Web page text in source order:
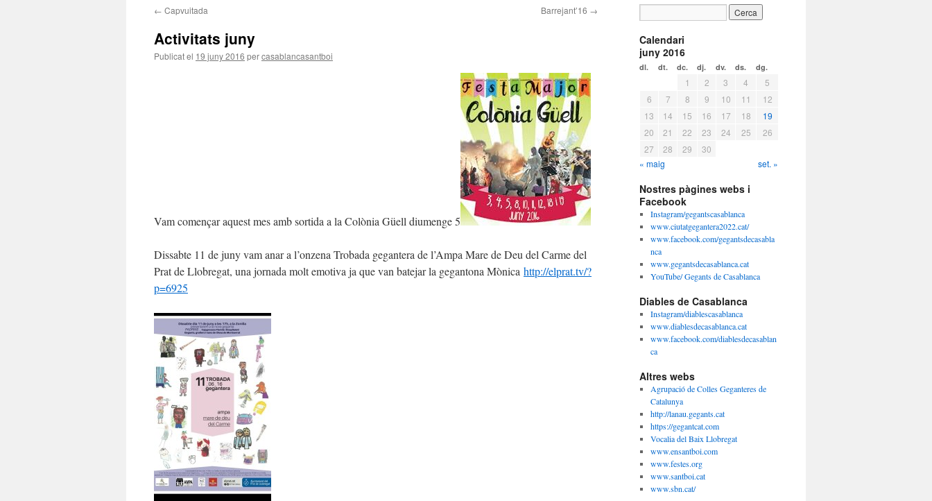
← Capvuitada Barrejant’16 →
Activitats juny
Publicat el 19 juny 2016 percasablancasantboi
Vam començar aquest mes amb sortida a la Colònia Güell diumenge 5
Dissabte 11 de juny vam anar a l’onzena Trobada gegantera de l’Ampa Mare de Deu del Carme del
Prat de Llobregat, una jornada molt emotiva ja que van batejar la gegantona Mònica http://elprat.tv/?
p=6925
Calendari
juny 2016
dl. dt. dc. dj. dv. ds. dg.
« maig set. »
1 2 3 4
5
6
7 8 9 10 11
12
13
14 15 16 17 18
19
20
21 22 23 24 25
26
27
28 29 30
Nostres pàgines webs i
Facebook
Instagram/gegantscasablanca
www.ciutatgegantera2022.cat/
www.facebook.com/gegantsdecasabla
nca
www.gegantsdecasablanca.cat
YouTube/ Gegants de Casablanca
Diables de Casablanca
Instagram/diablescasablanca
www.diablesdecasablanca.cat
www.facebook.com/diablesdecasablan
ca
Altres webs
Agrupació de Colles Geganteres de
Catalunya
http://lanau.gegants.cat
https://gegantcat.com
Vocalia del Baix Llobregat
www.ensantboi.com
www.festes.org
www.santboi.cat
www.sbn.cat/